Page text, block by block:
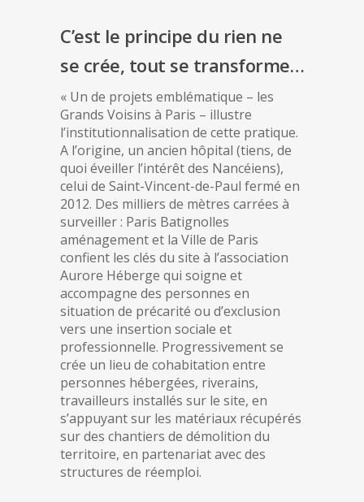
C’est le principe du rien ne
se crée, tout se transforme…
« Un de projets emblématique – les
Grands Voisins à Paris – illustre
l’institutionnalisation de cette pratique.
A l’origine, un ancien hôpital (tiens, de
quoi éveiller l’intérêt des Nancéiens),
celui de Saint-Vincent-de-Paul fermé en
2012. Des milliers de mètres carrées à
surveiller : Paris Batignolles
aménagement et la Ville de Paris
confient les clés du site à l’association
Aurore Héberge qui soigne et
accompagne des personnes en
situation de précarité ou d’exclusion
vers une insertion sociale et
professionnelle. Progressivement se
crée un lieu de cohabitation entre
personnes hébergées, riverains,
travailleurs installés sur le site, en
s’appuyant sur les matériaux récupérés
sur des chantiers de démolition du
territoire, en partenariat avec des
structures de réemploi.